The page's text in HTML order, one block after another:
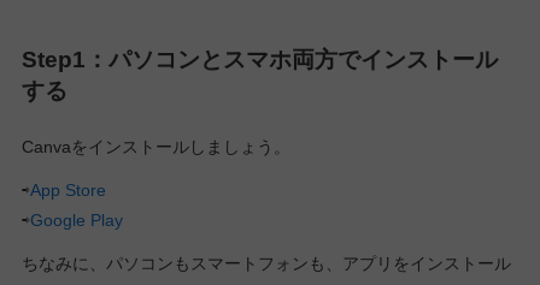
Step1：パソコンとスマホ両方でインストール
する
Canvaをインストールしましょう。
⇨App Store
⇨Google Play
ちなみに、パソコンもスマートフォンも、アプリをインストール